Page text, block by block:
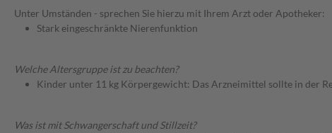
Unter Umständen - sprechen Sie hierzu mit Ihrem Arzt oder Apotheker:
Stark eingeschränkte Nierenfunktion
Welche Altersgruppe ist zu beachten?
Kinder unter 11 kg Körpergewicht: Das Arzneimittel sollte in der
Was ist mit Schwangerschaft und Stillzeit?